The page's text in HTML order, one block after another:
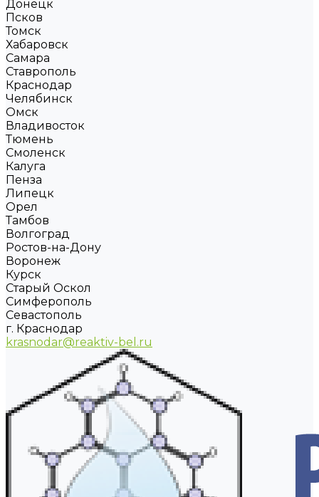
Донецк
Псков
Томск
Хабаровск
Самара
Ставрополь
Краснодар
Челябинск
Омск
Владивосток
Тюмень
Смоленск
Калуга
Пенза
Липецк
Орел
Тамбов
Волгоград
Ростов-на-Дону
Воронеж
Курск
Старый Оскол
Симферополь
Севастополь
г. Краснодар
krasnodar@reaktiv-bel.ru